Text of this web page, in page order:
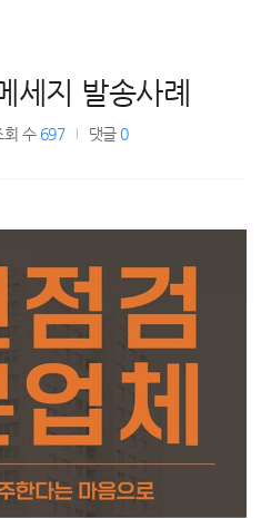
세지 발송사례
회 수 697 댓글0